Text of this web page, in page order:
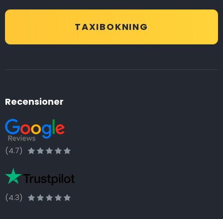
TAXIBOKNING
Recensioner
(4.7)
(4.3)